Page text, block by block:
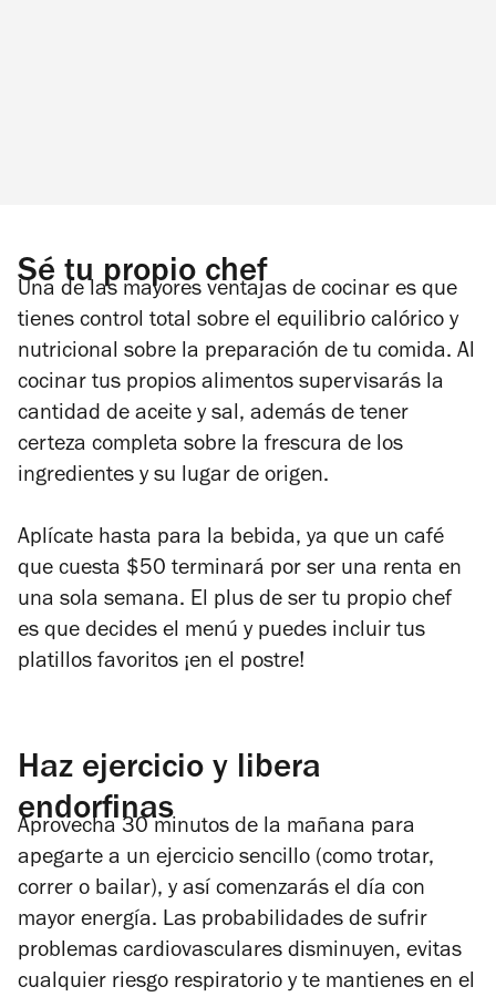
Sé tu propio chef
Una de las mayores ventajas de cocinar es que
tienes control total sobre el equilibrio calórico y
nutricional sobre la preparación de tu comida. Al
cocinar tus propios alimentos supervisarás la
cantidad de aceite y sal, además de tener
certeza completa sobre la frescura de los
ingredientes y su lugar de origen.
Aplícate hasta para la bebida, ya que un café
que cuesta $50 terminará por ser una renta en
una sola semana. El plus de ser tu propio chef
es que decides el menú y puedes incluir tus
platillos favoritos ¡en el postre!
Haz ejercicio y libera
endorfinas
Aprovecha 30 minutos de la mañana para
apegarte a un ejercicio sencillo (como trotar,
correr o bailar), y así comenzarás el día con
mayor energía. Las probabilidades de sufrir
problemas cardiovasculares disminuyen, evitas
cualquier riesgo respiratorio y te mantienes en el